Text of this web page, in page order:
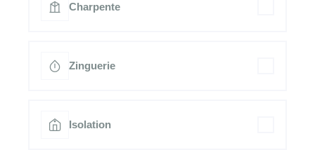
Charpente
Zinguerie
Isolation